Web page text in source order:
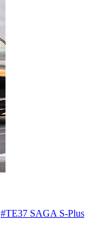
#TE37 SAGA S-Plus